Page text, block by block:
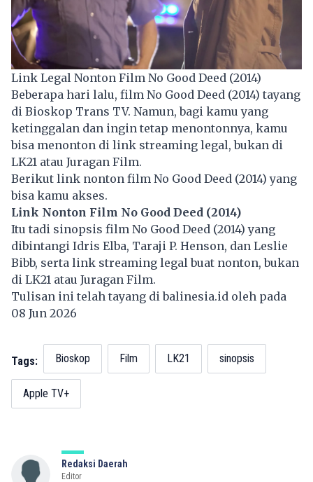
Link Legal Nonton Film No Good Deed (2014)
Beberapa hari lalu, film No Good Deed (2014) tayang
di Bioskop Trans TV. Namun, bagi kamu yang
ketinggalan dan ingin tetap menontonnya, kamu
bisa menonton di link streaming legal, bukan di
LK21 atau Juragan Film.
Berikut link nonton film No Good Deed (2014) yang
bisa kamu akses.
Link Nonton Film No Good Deed (2014)
Itu tadi sinopsis film No Good Deed (2014) yang
dibintangi Idris Elba, Taraji P. Henson, dan Leslie
Bibb, serta link streaming legal buat nonton, bukan
di LK21 atau Juragan Film.
Tulisan ini telah tayang dibalinesia.id oleh pada
08 Jun 2026
Tags: Bioskop Film LK21 sinopsis
Apple TV+
Redaksi Daerah
Editor